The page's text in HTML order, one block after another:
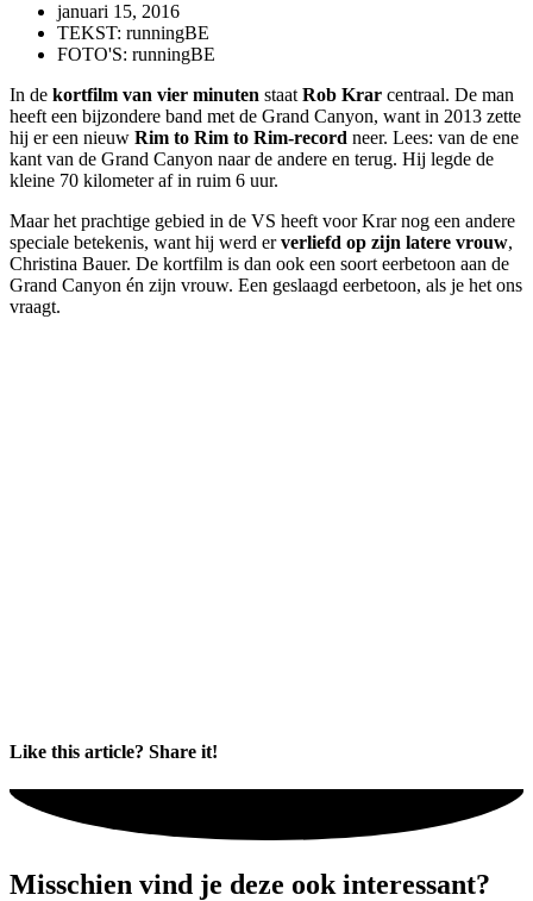
januari 15, 2016
TEKST: runningBE
FOTO'S: runningBE
In de kortfilm van vier minuten staat Rob Krar centraal. De man
heeft een bijzondere band met de Grand Canyon, want in 2013 zette
hij er een nieuw Rim to Rim to Rim-record neer. Lees: van de ene
kant van de Grand Canyon naar de andere en terug. Hij legde de
kleine 70 kilometer af in ruim 6 uur.
Maar het prachtige gebied in de VS heeft voor Krar nog een andere
speciale betekenis, want hij werd erverliefd op zijn latere vrouw,
Christina Bauer. De kortfilm is dan ook een soort eerbetoon aan de
Grand Canyon én zijn vrouw. Een geslaagd eerbetoon, als je het ons
vraagt.
Like this article? Share it!
Misschien vind je deze ook interessant?